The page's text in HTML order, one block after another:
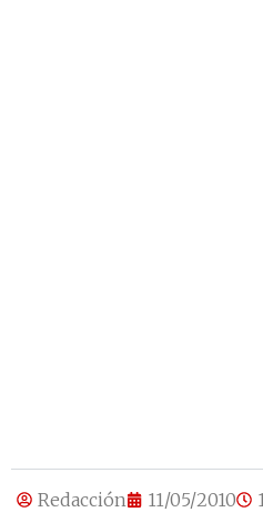
Redacción 11/05/2010